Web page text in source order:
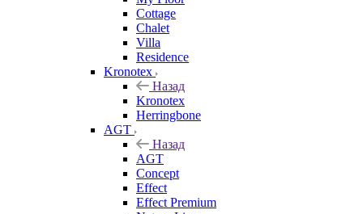
Cottage
Chalet
Villa
Residence
Kronotex
Назад
Kronotex
Herringbone
AGT
Назад
AGT
Concept
Effect
Effect Premium